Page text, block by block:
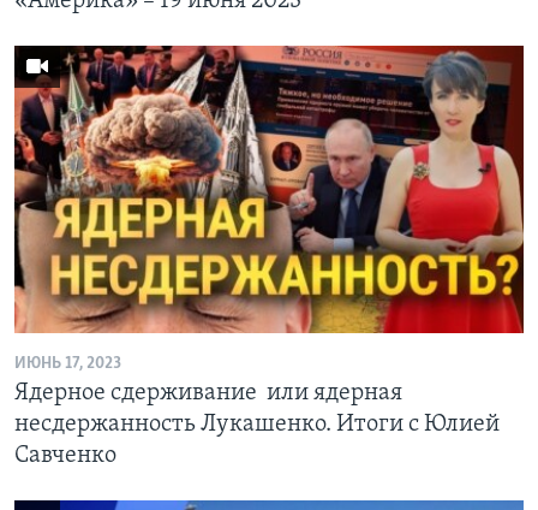
ИЮНЬ 17, 2023
Ядерное сдерживание или ядерная
несдержанность Лукашенко. Итоги с Юлией
Савченко